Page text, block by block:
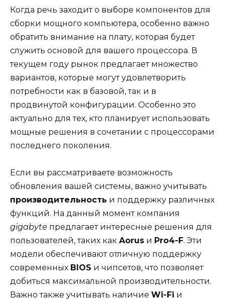
Когда речь заходит о выборе компонентов для
сборки мощного компьютера, особенно важно
обратить внимание на плату, которая будет
служить основой для вашего процессора. В
текущем году рынок предлагает множество
вариантов, которые могут удовлетворить
потребности как в базовой, так и в
продвинутой конфигурации. Особенно это
актуально для тех, кто планирует использовать
мощные решения в сочетании с процессорами
последнего поколения.
Если вы рассматриваете возможность
обновления вашей системы, важно учитывать
производительность и поддержку различных
функций. На данный момент компания
gigabyte предлагает интересные решения для
пользователей, таких как Aorus и Pro4-F. Эти
модели обеспечивают отличную поддержку
современных BIOS и чипсетов, что позволяет
добиться максимальной производительности.
Важно также учитывать наличие Wi-Fi и